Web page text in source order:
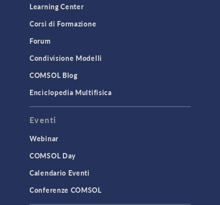
Learning Center
Corsi di Formazione
Forum
Condivisione Modelli
COMSOL Blog
Enciclopedia Multifisica
Eventi
Webinar
COMSOL Day
Calendario Eventi
Conferenze COMSOL